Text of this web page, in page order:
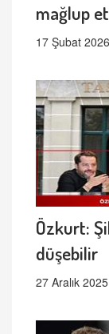
mağlup
17 Şubat
Özkurt:
düşebilir
27 Aralık